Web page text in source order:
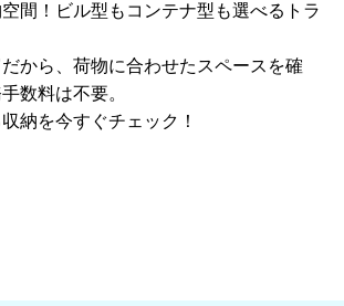
間！ビル型もコンテナ型も選べるトラ
から、荷物に合わせたスペースを確
数料は不要。
納を今すぐチェック！